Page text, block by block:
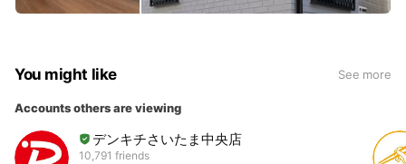
You might like See more
Accounts others are viewing
デンキチさいたま中央店
10,791 friends